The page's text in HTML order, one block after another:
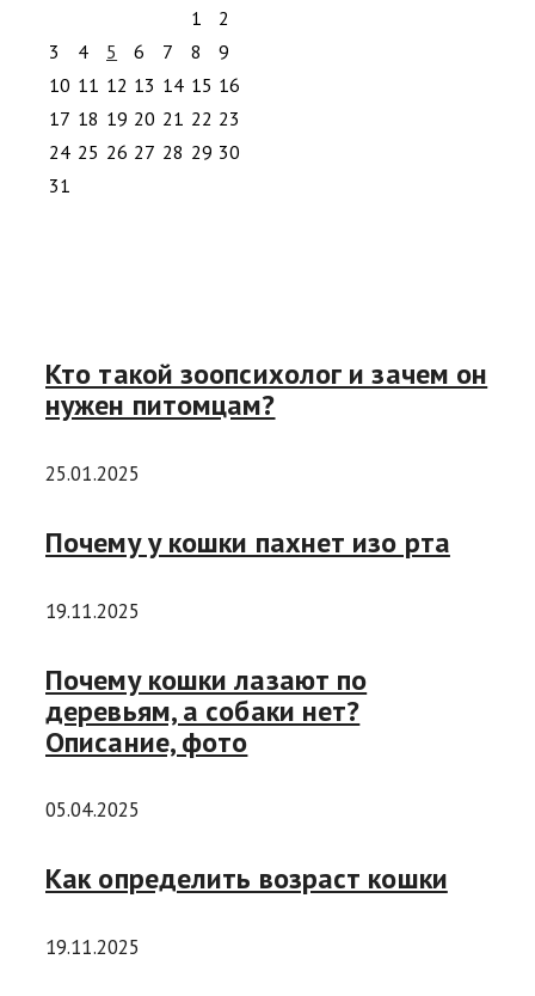
1
2
3
4 5 6 7 8
9
10 11 12 13 14 15 16
17 18 19 20 21 22 23
24 25 26 27 28 29 30
31
Кто такой зоопсихолог и зачем он
нужен питомцам?
25.01.2025
Почему у кошки пахнет изо рта
19.11.2025
Почему кошки лазают по
деревьям, а собаки нет?
Описание, фото
05.04.2025
Как определить возраст кошки
19.11.2025